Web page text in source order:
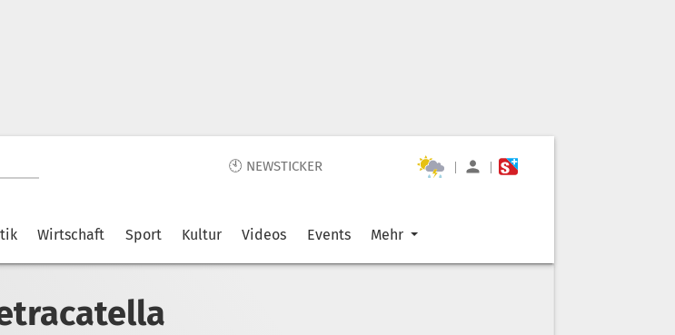
🕙 NEWSTICKER | |
Wirtschaft Sport Kultur Videos Events Mehr